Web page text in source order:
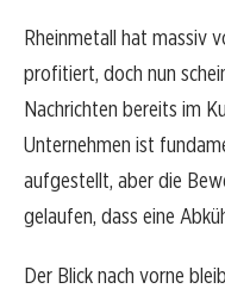
Rheinmetall hat massiv
profitiert, doch nun
Nachrichten bereits im
Unternehmen ist
aufgestellt, aber die
gelaufen, dass eine
Der Blick nach vorne